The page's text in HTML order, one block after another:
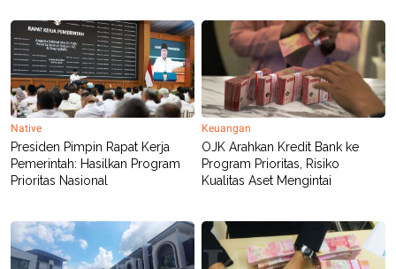
Native
Presiden Pimpin Rapat Kerja
Pemerintah: Hasilkan Program
Prioritas Nasional
Keuangan
OJK Arahkan Kredit Bank ke
Program Prioritas, Risiko
Kualitas Aset Mengintai